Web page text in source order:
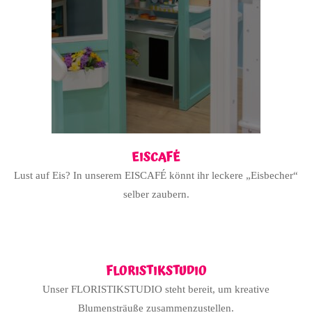
EISCAFÉ
Lust auf Eis? In unserem EISCAFÉ könnt ihr leckere „Eisbecher“
selber zaubern.
FLORISTIKSTUDIO
Unser FLORISTIKSTUDIO steht bereit, um kreative
Blumensträuße zusammenzustellen.